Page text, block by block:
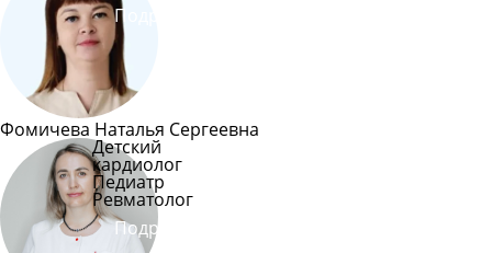
Подробнее
Фомичева Наталья Сергеевна
Детский
кардиолог
Педиатр
Ревматолог
Подробнее